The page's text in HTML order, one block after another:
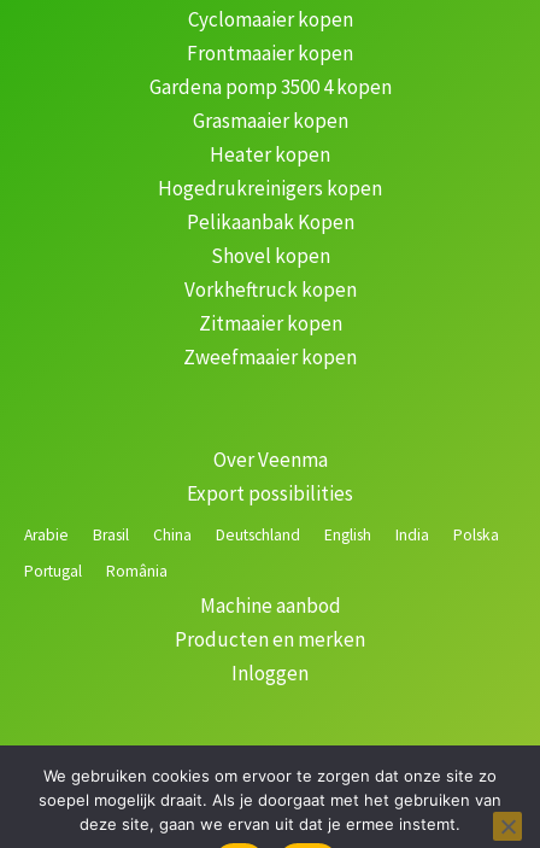
Cyclomaaier kopen
Frontmaaier kopen
Gardena pomp 3500 4 kopen
Grasmaaier kopen
Heater kopen
Hogedrukreinigers kopen
Pelikaanbak Kopen
Shovel kopen
Vorkheftruck kopen
Zitmaaier kopen
Zweefmaaier kopen
Over Veenma
Export possibilities
Arabie Brasil China Deutschland English India
Polska
Portugal
România
Machine aanbod
Producten en merken
Inloggen
Copyright © 2026 Veenma | Gerealiseerd door
We gebruiken cookies om ervoor te zorgen dat onze site zo
soepel mogelijk draait. Als je doorgaat met het gebruiken van
deze site, gaan we ervan uit dat je ermee instemt.